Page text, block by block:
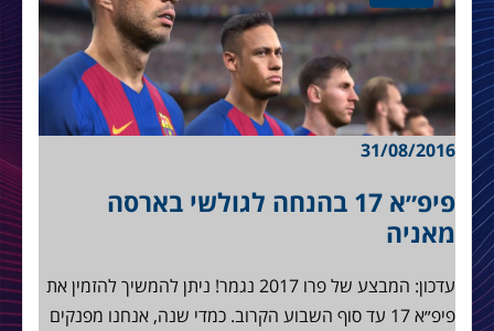
31/08/2016
פיפ״א 17 בהנחה לגולשי בארסה
מאניה
עדכון: המבצע של פרו 2017 נגמר! ניתן להמשיך להזמין את
פיפ״א 17 עד סוף השבוע הקרוב. כמדי שנה, אנחנו מפנקים